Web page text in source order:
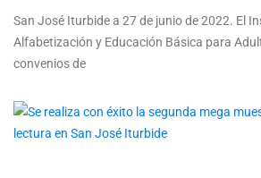
San José Iturbide a 27 de junio de 2022. El
Alfabetización y Educación Básica para
convenios de